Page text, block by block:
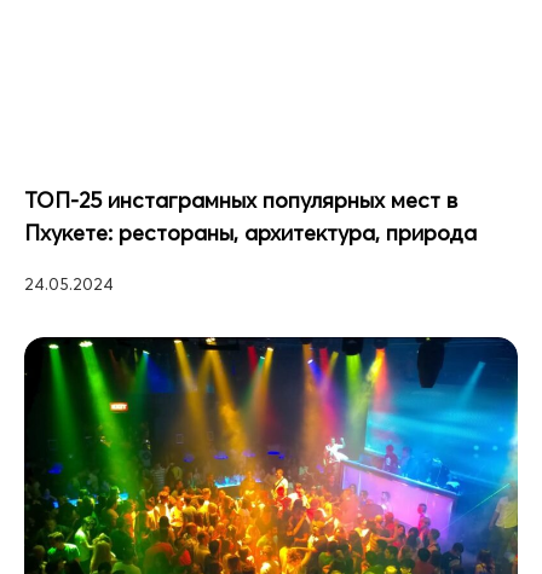
ТОП-25 инстаграмных популярных мест в
Пхукете: рестораны, архитектура, природа
24.05.2024